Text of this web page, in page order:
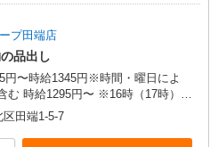
プ田端店
品出し
円〜時給1345円※時間・曜日によ
17時）以
円 ※日・祝日 時給＋100円
田端1-5-7